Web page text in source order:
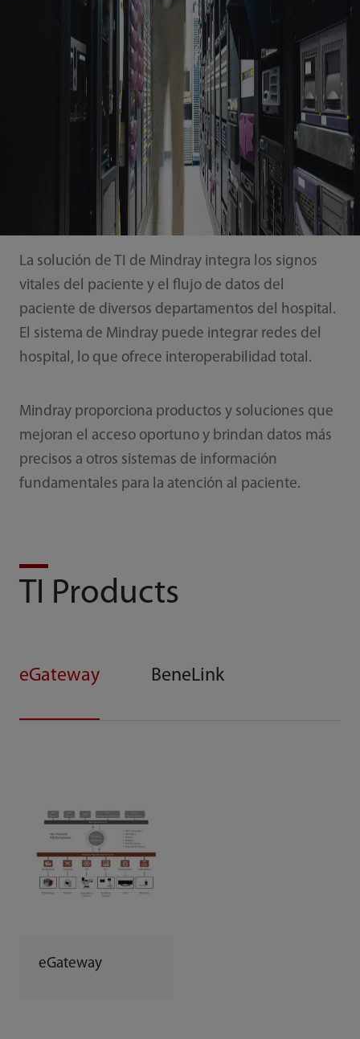
La solución de TI de Mindray integra los signos
vitales del paciente y el flujo de datos del
paciente de diversos departamentos del hospital.
El sistema de Mindray puede integrar redes del
hospital, lo que ofrece interoperabilidad total.
Mindray proporciona productos y soluciones que
mejoran el acceso oportuno y brindan datos más
precisos a otros sistemas de información
fundamentales para la atención al paciente.
TI Products
eGateway BeneLink
eGateway